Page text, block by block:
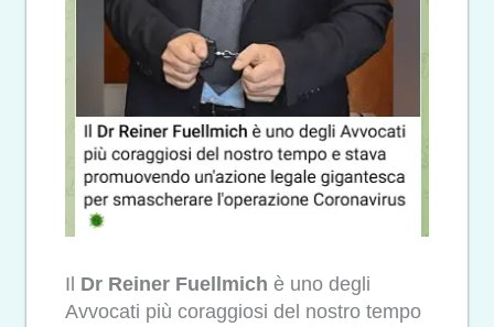
Il Dr Reiner Fuellmich è uno degli
Avvocati più coraggiosi del nostro tempo